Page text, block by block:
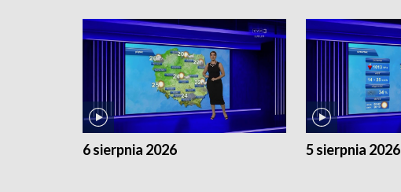
6 sierpnia 2026 5 sierpnia 2026